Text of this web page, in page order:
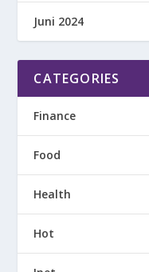
Juni 2024
CATEGORIES
Finance
Food
Health
Hot